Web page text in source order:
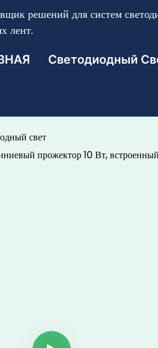
решений для систем
лент.
Светодиодный
свет
прожектор 10 Вт,